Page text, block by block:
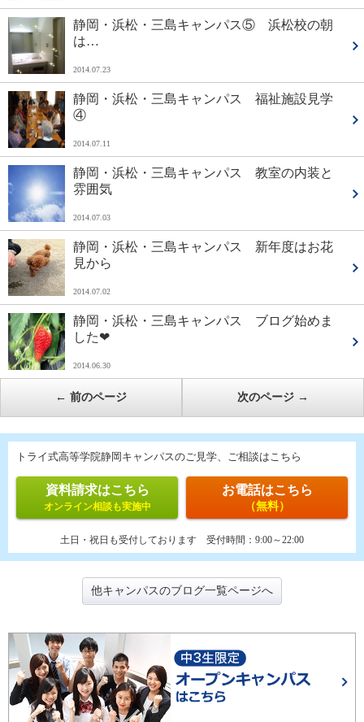
静岡・浜松・三島キャンパス⑤ 浜松校の朝
は…
2014.07.23
静岡・浜松・三島キャンパス 福祉施設見学
④
2014.07.11
静岡・浜松・三島キャンパス 教室の内装と
雰囲気
2014.07.03
静岡・浜松・三島キャンパス 新年度はお花
見から
2014.07.02
静岡・浜松・三島キャンパス ブログ始めま
した❤
2014.06.30
← 前のページ 次のページ →
トライ式高等学院静岡キャンパスのご見学、ご相談はこちら
資料請求はこちら
オンライン相談も実施中
お電話はこちら
（無料）
土日・祝日も受付しております 受付時間： 9:00～22:00
他キャンパスのブログ一覧ページへ